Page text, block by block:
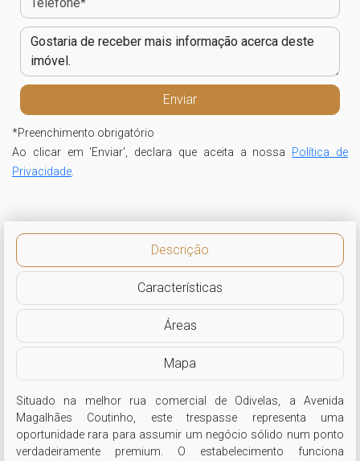
*Preenchimento obrigatório
Ao clicar em 'Enviar', declara que aceita a nossa Política de
Privacidade
Descrição
Características
Áreas
Mapa
Situado na melhor rua comercial de Odivelas, a Avenida
Magalhães Coutinho, este trespasse representa uma
oportunidade rara para assumir um negócio sólido num ponto
verdadeiramente premium. O estabelecimento funciona